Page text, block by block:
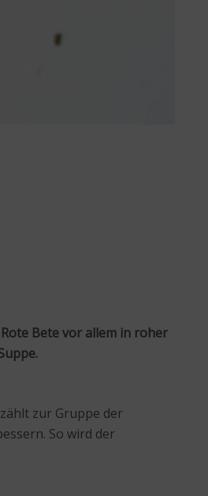
Bete vor allem in roher
zur Gruppe der
So wird der